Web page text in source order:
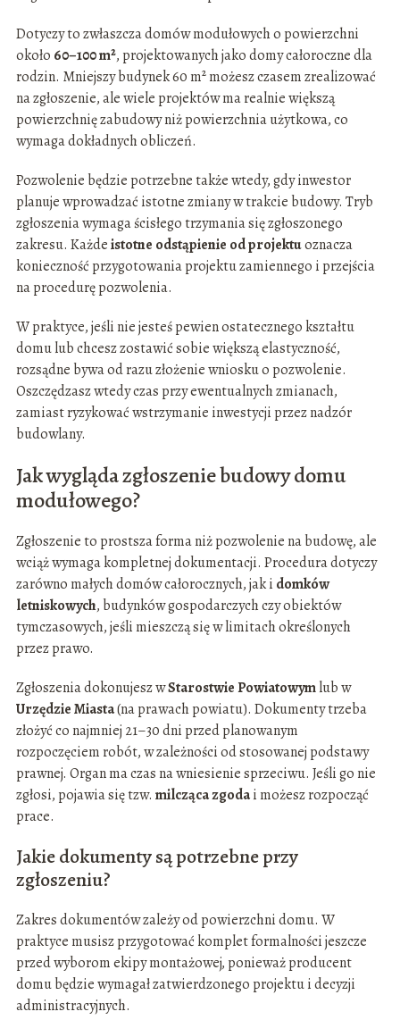
Dotyczy to zwłaszcza domów modułowych o powierzchni
około 60–100 m², projektowanych jako domy całoroczne dla
rodzin. Mniejszy budynek 60 m² możesz czasem zrealizować
na zgłoszenie, ale wiele projektów ma realnie większą
powierzchnię zabudowy niż powierzchnia użytkowa, co
wymaga dokładnych obliczeń.
Pozwolenie będzie potrzebne także wtedy, gdy inwestor
planuje wprowadzać istotne zmiany w trakcie budowy. Tryb
zgłoszenia wymaga ścisłego trzymania się zgłoszonego
zakresu. Każdeistotne odstąpienie od projektuoznacza
konieczność przygotowania projektu zamiennego i przejścia
na procedurę pozwolenia.
W praktyce, jeśli nie jesteś pewien ostatecznego kształtu
domu lub chcesz zostawić sobie większą elastyczność,
rozsądne bywa od razu złożenie wniosku o pozwolenie.
Oszczędzasz wtedy czas przy ewentualnych zmianach,
zamiast ryzykować wstrzymanie inwestycji przez nadzór
budowlany.
Jak wygląda zgłoszenie budowy domu
modułowego?
Zgłoszenie to prostsza forma niż pozwolenie na budowę, ale
wciąż wymaga kompletnej dokumentacji. Procedura dotyczy
zarówno małych domów całorocznych, jak i domków
letniskowych, budynków gospodarczych czy obiektów
tymczasowych, jeśli mieszczą się w limitach określonych
przez prawo.
Zgłoszenia dokonujesz wStarostwie Powiatowymlub w
Urzędzie Miasta(na prawach powiatu). Dokumenty trzeba
złożyć co najmniej 21–30 dni przed planowanym
rozpoczęciem robót, w zależności od stosowanej podstawy
prawnej. Organ ma czas na wniesienie sprzeciwu. Jeśli go nie
zgłosi, pojawia się tzw. milcząca zgodai możesz rozpocząć
prace.
Jakie dokumenty są potrzebne przy
zgłoszeniu?
Zakres dokumentów zależy od powierzchni domu. W
praktyce musisz przygotować komplet formalności jeszcze
przed wyborom ekipy montażowej, ponieważ producent
domu będzie wymagał zatwierdzonego projektu i decyzji
administracyjnych.